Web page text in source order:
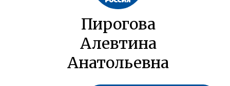
Пирогова
Алевтина
Анатольевна